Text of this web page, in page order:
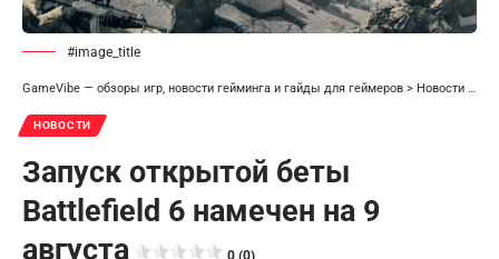
#image_title
GameVibe — обзоры игр, новости гейминга и гайды для геймеров > Новости
НОВОСТИ
Запуск открытой беты
Battlefield 6 намечен на 9
августа
0 (0)